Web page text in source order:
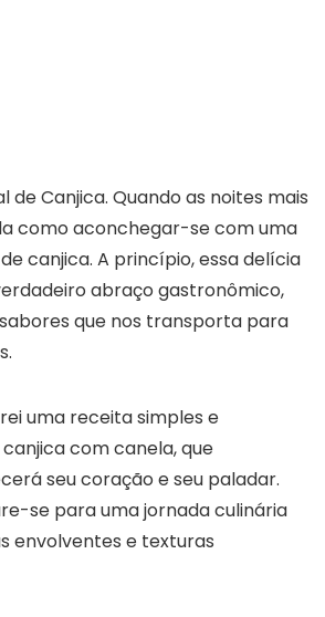
de Canjica. Quando as noites mais
como aconchegar-se com uma
canjica. A princípio, essa delícia
abraço gastronômico,
que nos transporta para
uma receita simples e
com canela, que
seu coração e seu paladar.
se para uma jornada culinária
envolventes e texturas